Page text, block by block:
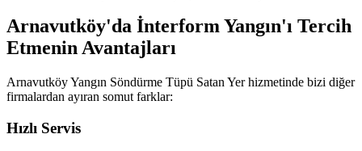
Arnavutköy'da İnterform Yangın'ı Tercih
Etmenin Avantajları
Arnavutköy Yangın Söndürme Tüpü Satan Yer hizmetinde bizi diğer
firmalardan ayıran somut farklar:
Hızlı Servis